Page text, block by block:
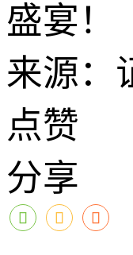
盛宴！
来源：
点赞
分享